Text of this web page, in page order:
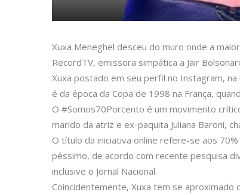
Xuxa Meneghel desceu do muro onde a
RecordTV, emissora simpática a Jair
Xuxa postado em seu perfil no Instagram, na
é da época da Copa de 1998 na França,
O #Somos70Porcento é um movimento
marido da atriz e ex-paquita Juliana Baroni,
O título da iniciativa online refere-se aos
péssimo, de acordo com recente pesquisa
inclusive o Jornal Nacional.
Coincidentemente, Xuxa tem se aproximado